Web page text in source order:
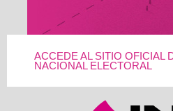
ACCEDE AL SITIO OFICIAL
NACIONAL ELECTORAL